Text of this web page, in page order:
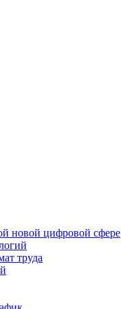
новой цифровой сфере
труда